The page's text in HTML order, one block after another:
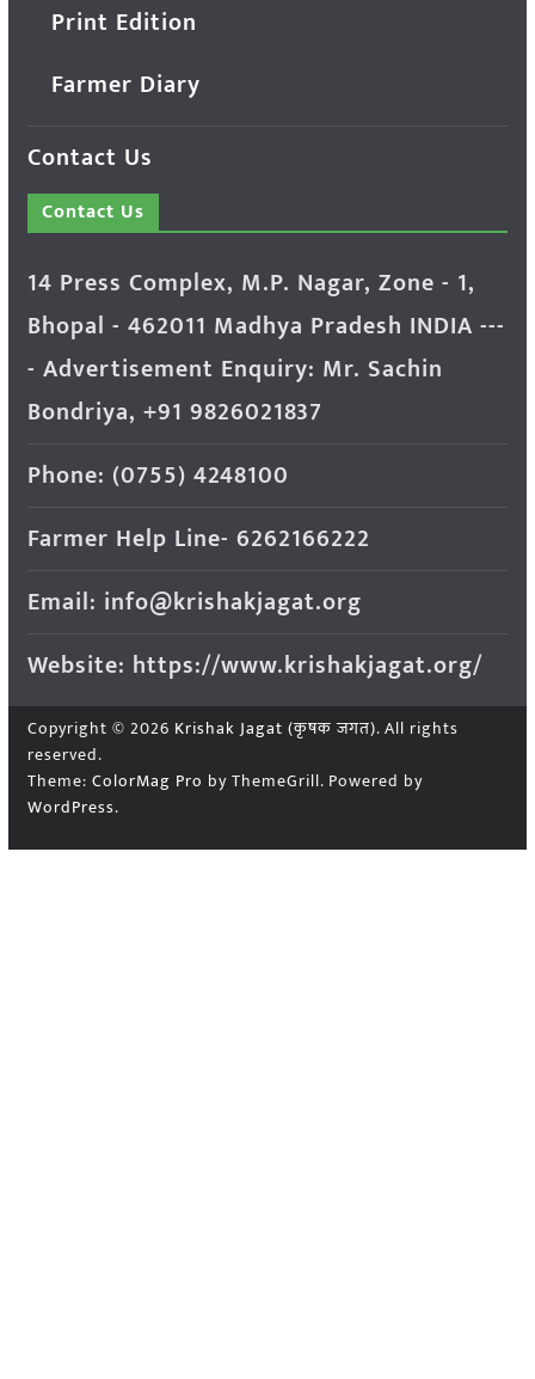
Print Edition
Farmer Diary
Contact Us
Contact Us
14 Press Complex, M.P. Nagar, Zone - 1,
Bhopal - 462011 Madhya Pradesh INDIA ---
- Advertisement Enquiry: Mr. Sachin
Bondriya, +91 9826021837
Phone: (0755) 4248100
Farmer Help Line- 6262166222
Email: info@krishakjagat.org
Website: https://www.krishakjagat.org/
Copyright © 2026 Krishak Jagat (कृषक जगत). All rights
reserved.
Theme: ColorMag Pro by ThemeGrill. Powered by
WordPress.